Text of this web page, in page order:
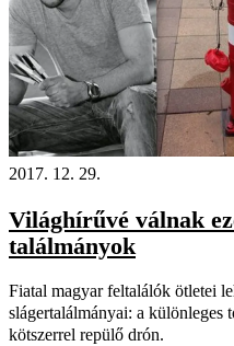
2017. 12. 29.
Világhírűvé válnak
találmányok
Fiatal magyar feltalálók ötletei
slágertalálmányai: a különleges
kötszerrel repülő drón.